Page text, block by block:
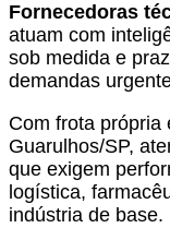
Fornecedoras
atuam com
sob medida e
demandas
Com frota própria
Guarulhos/SP,
que exigem
logística,
indústria de base.